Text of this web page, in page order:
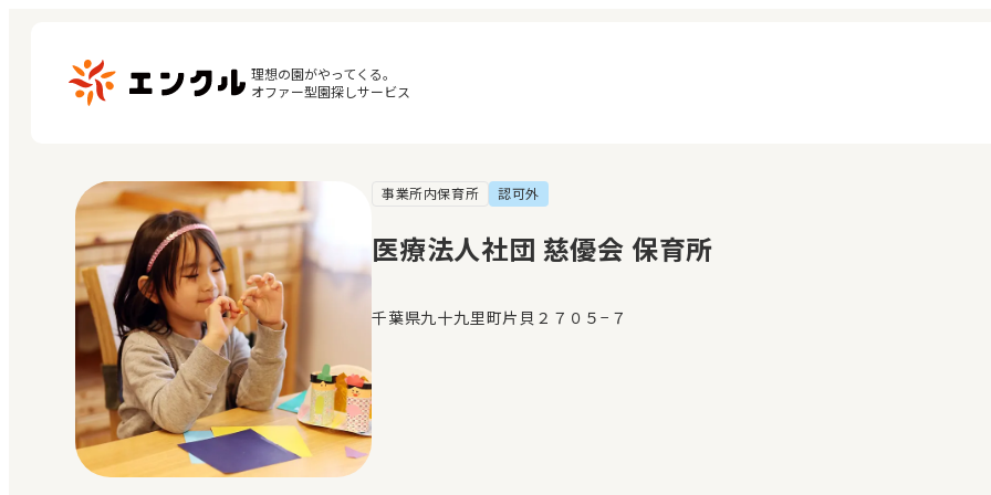
理想の園がやってくる。
オファー型園探しサービス
保育園・幼稚園を探す
地図から探す
地域から探す
マイページ
閲覧履歴
お気に入り
事業所内保育所 認可外
医療法人社団 慈優会 保育所
千葉県九十九里町片貝２７０５−７